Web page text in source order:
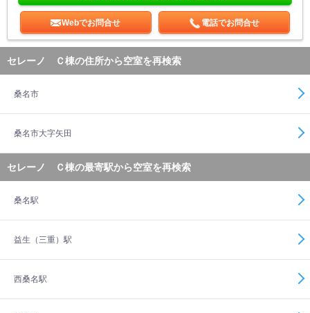
Webでお問合せ 電話でお問合せ
セレーノ Ｃ棟の住所から空室を再検索
桑名市
桑名市大字矢田
セレーノ Ｃ棟の最寄駅から空室を再検索
桑名駅
益生（三重）駅
西桑名駅